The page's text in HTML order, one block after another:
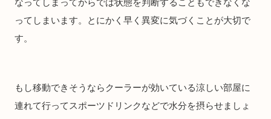
ってしまいます。とにかく早く異変に気づくことが大切で
す。
もし移動できそうならクーラーが効いている涼しい部屋に
連れて行ってスポーツドリンクなどで水分を摂らせましょ